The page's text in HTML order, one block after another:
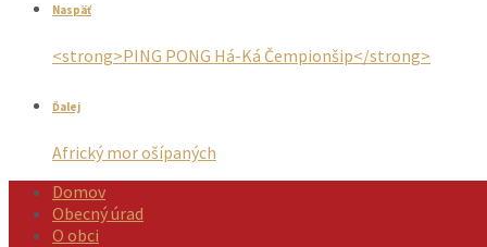
Naspäť
<strong>PING PONG Há-Ká Čempionšip</strong>
Ďalej
Africký mor ošípaných
Domov
Obecný úrad
O obci